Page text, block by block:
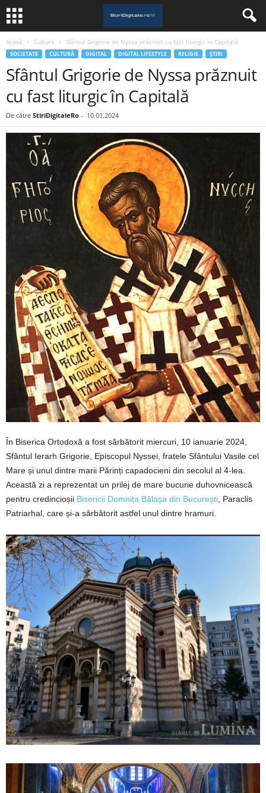
Acasă Cultură Sfântul Grigorie de Nyssa prăznuit cu fast liturgic în Capitală
SOCIETATE CULTURĂ DIGITAL DIGITAL LIFESTYLE RELIGIE ȘTIRI
Sfântul Grigorie de Nyssa prăznuit
cu fast liturgic în Capitală
De către StiriDigitaleRo - 10.01.2024
În Biserica Ortodoxă a fost sărbătorit miercuri, 10 ianuarie 2024,
Sfântul Ierarh Grigorie, Episcopul Nyssei, fratele Sfântului Vasile cel
Mare și unul dintre marii Părinți capadocieni din secolul al 4‑lea.
Această zi a reprezentat un prilej de mare bucurie duhovnicească
pentru credincioșii Bisericii Domnița Bălașa din București , Paraclis
Patriarhal, care și‑a sărbătorit astfel unul dintre hramuri.